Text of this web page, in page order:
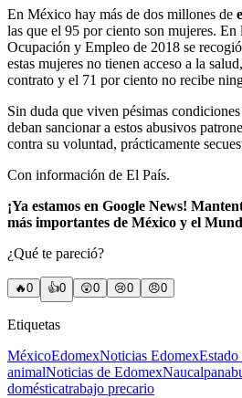
En México hay más de dos millones de
las que el 95 por ciento son mujeres.
Ocupación y Empleo de 2018 se
estas mujeres no tienen acceso a la
contrato y el 71 por ciento no recibe
Sin duda que viven pésimas
deban sancionar a estos abusivos
contra su voluntad, prácticamente
Con información de El País.
¡Ya estamos en Google News!
más importantes de México y el
¿Qué te pareció?
🔥0 👍0 😲0 😢0 😠0
Etiquetas
MéxicoEdomexNoticias Edomex
animalNoticias de EdomexNaucalpan
domésticatrabajo precario